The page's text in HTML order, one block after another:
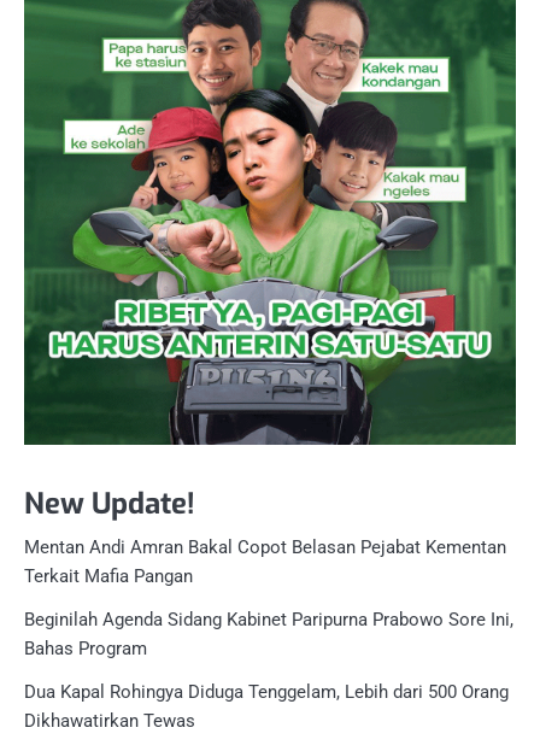
New Update!
Mentan Andi Amran Bakal Copot Belasan Pejabat Kementan
Terkait Mafia Pangan
Beginilah Agenda Sidang Kabinet Paripurna Prabowo Sore Ini,
Bahas Program
Dua Kapal Rohingya Diduga Tenggelam, Lebih dari 500 Orang
Dikhawatirkan Tewas